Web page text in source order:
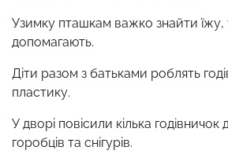
Узимку пташкам важко знайти їжу,
допомагають.
Діти разом з батьками роблять
пластику.
У дворі повісили кілька годівничок
горобців та снігурів.